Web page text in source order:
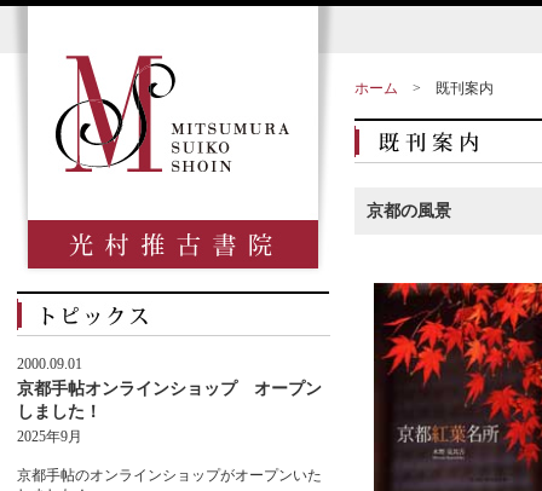
ホーム > 既刊案内
京都の風景
2000.09.01
京都手帖オンラインショップ オープン
しました！
2025年9月
京都手帖のオンラインショップがオープンいた